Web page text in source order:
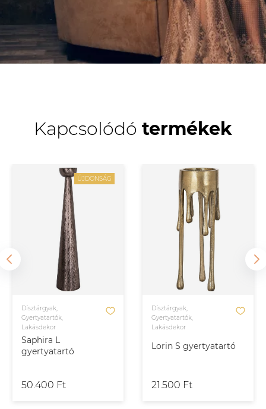
Kapcsolódó termékek
ÚJDONSÁG
Saphira L
gyertyatartó
Dísztárgyak,
Gyertyatartók,
Lakásdekor
50.400 Ft
Lorin S gyertyatartó
Dísztárgyak,
Gyertyatartók,
Lakásdekor
21.500 Ft